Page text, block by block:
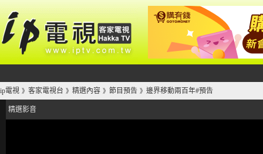
ip電視 》 客家電視台 》 精選內容 》 節目預告 》 邊界移動兩百年#預告
精選影音